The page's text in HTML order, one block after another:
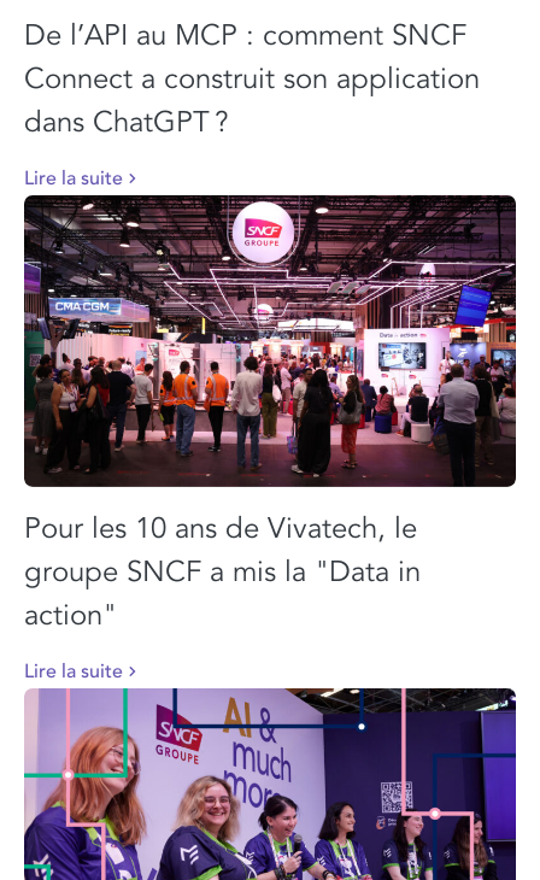
De l’API au MCP : comment SNCF
Connect a construit son application
dans ChatGPT ?
Lire la suite
Pour les 10 ans de Vivatech, le
groupe SNCF a mis la "Data in
action"
Lire la suite